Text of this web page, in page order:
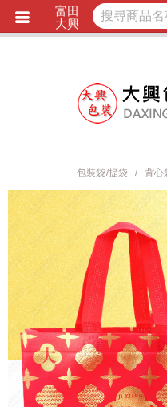
立即詢價 LINE詢
包裝袋/提袋 背心
富田
大興
獨家商